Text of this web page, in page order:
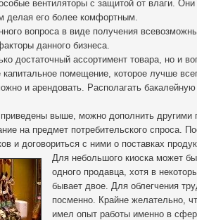
вентиляторы с защитой от влаги. Они
делая его более комфортным.
вопроса в виде получения
данного бизнеса.
достаточный ассортимент товара, но и
помещение, которое лучше
и арендовать. Располагать
выше, можно дополнить другими
на предмет потребительского спроса.
и договориться с ними о поставках
Для небольшого киоска может
одного продавца, хотя в
бывает двое. Для облегчения
посменно. Крайне желательно,
имел опыт работы именно в